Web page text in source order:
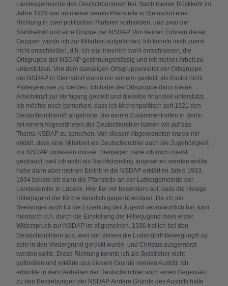
Landesgemeinde des Deutschbundes[3] bei. Nach meiner Rückkehr im
Jahre 1929 war an meiner neuen Pfarrstelle in Steinsdorf eine
Richtung in zwei politischen Parteien vorhanden, und zwar der
Stahlhelm[4] und eine Gruppe der NSDAP. Von beiden Führern dieser
Gruppen wurde ich zur Mitarbeit aufgefordert. Ich konnte mich zuerst
nicht entschließen, d.h. ich war innerlich wohl entschlossen, die
Ortsgruppe der NSDAP gesinnungsmässig und mit meiner Arbeit zu
unterstützen. Von dem damaligen Ortsgruppenleiter der Ortsgruppe
der NSDAP in Steinsdorf wurde mir anheim gestellt, als Pastor nicht
Parteigenosse zu werden. Ich habe der Ortsgruppe dann meine
Arbeitskraft zur Verfügung gestellt und dieselbe finanziell unterstützt.
Ich möchte noch bemerken, dass ich kirchenpolitisch seit 1921 den
Deutschkirchlern[5] angehörte. Bei einem Zusammentreffen in Berlin
mit einem Abgeordneten der Deutschkirchler kamen wir auf das
Thema NSDAP zu sprechen. Von diesem Abgeordneten wurde mir
erklärt, dass eine Mitarbeit als Deutschkirchler auch die Zugehörigkeit
zur NSDAP umfassen müsse. Hiergegen habe ich mich zuerst
gesträubt, weil ich nicht als Nachkömmling angesehen werden wollte,
habe dann aber meinen Eintritt in die NSDAP erklärt im Jahre 1933.
1934 bekam ich dann die Pfarrstelle an der Luthergemeinde der
Landeskirche in Lübeck. Hier fiel mir besonders auf, dass die hiesige
Hitlerjugend der Kirche feindlich gegenüberstand. Da ich als
Seelsorger auch für die Erziehung der Jugend verantwortlich bin, kam
hierdurch d.h. durch die Einstellung der Hitlerjugend mein erster
Widerspruch zur NSDAP im allgemeinen. 1936 trat ich bei den
Deutschkirchlern aus, weil von diesen die Ludendorff-Bewegung[6] zu
sehr in den Vordergrund gerückt wurde, und Christus ausgemerzt
werden sollte. Diese Richtung konnte ich als Geistlicher nicht
gutheißen und erklärte aus diesem Grunde meinen Austritt. Ich
erblickte in dem Verhalten der Deutschkirchler auch einen Gegensatz
zu den Bestrebungen der NSDAP. Andere Gründe des Austritts hatte